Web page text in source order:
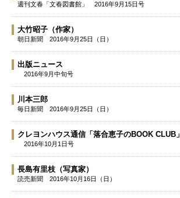
週刊文春「文春図書館」 2016年9月15日号
大竹昭子（作家）
朝日新聞 2016年9月25日（日）
出版ニュース
2016年9月中旬号
川本三郎
毎日新聞 2016年9月25日（日）
クレヨンハウス通信「落合恵子のBOOK CLUB」
2016年10月1日号
長島有里枝（写真家）
読売新聞 2016年10月16日（日）